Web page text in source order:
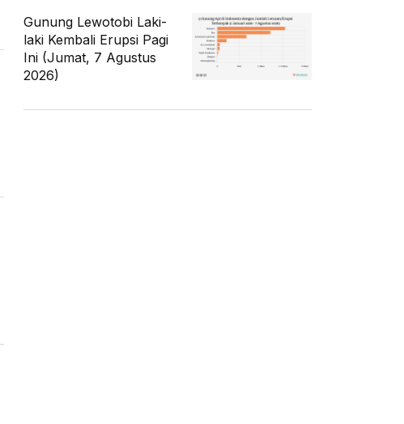
Gunung Lewotobi Laki-
laki Kembali Erupsi Pagi
Ini (Jumat, 7 Agustus
2026)